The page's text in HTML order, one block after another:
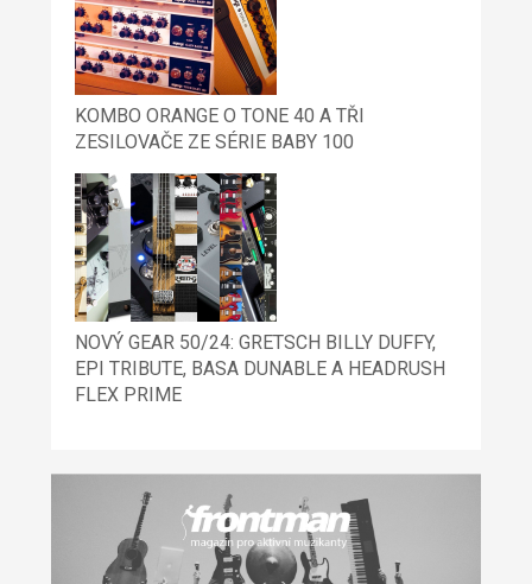
KOMBO ORANGE O TONE 40 A TŘI
ZESILOVAČE ZE SÉRIE BABY 100
NOVÝ GEAR 50/24: GRETSCH BILLY DUFFY,
EPI TRIBUTE, BASA DUNABLE A HEADRUSH
FLEX PRIME